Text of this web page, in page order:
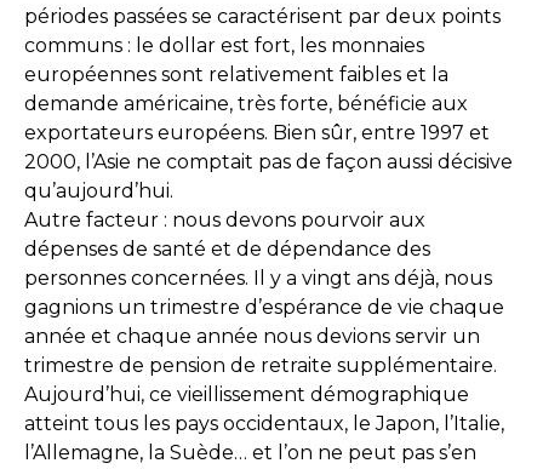
périodes passées se caractérisent par deux points
communs : le dollar est fort, les monnaies
européennes sont relativement faibles et la
demande américaine, très forte, bénéficie aux
exportateurs européens. Bien sûr, entre 1997 et
2000, l’Asie ne comptait pas de façon aussi décisive
qu’aujourd’hui.
Autre facteur : nous devons pourvoir aux
dépenses de santé et de dépendance des
personnes concernées. Il y a vingt ans déjà, nous
gagnions un trimestre d’espérance de vie chaque
année et chaque année nous devions servir un
trimestre de pension de retraite supplémentaire.
Aujourd’hui, ce vieillissement démographique
atteint tous les pays occidentaux, le Japon, l’Italie,
l’Allemagne, la Suède… et l’on ne peut pas s’en